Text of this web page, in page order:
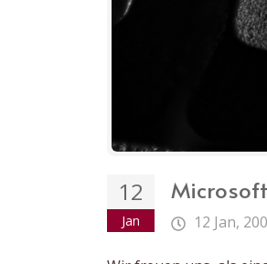
12
Jan 12 Jan,